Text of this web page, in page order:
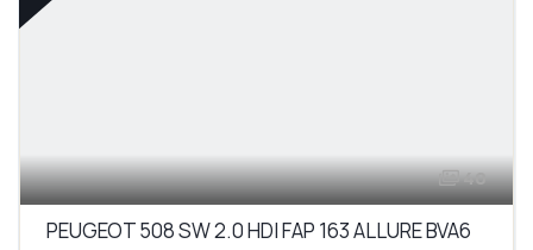
40
PEUGEOT 508 SW 2.0 HDI FAP 163 ALLURE BVA6